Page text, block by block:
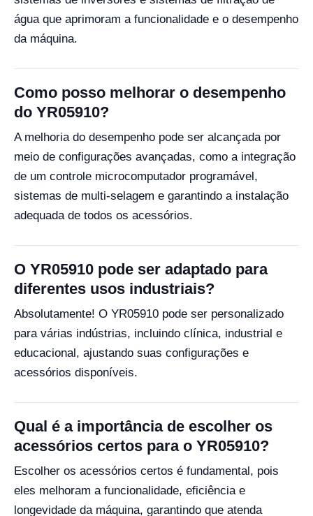
água que aprimoram a funcionalidade e o desempenho
da máquina.
Como posso melhorar o desempenho
do YR05910?
A melhoria do desempenho pode ser alcançada por
meio de configurações avançadas, como a integração
de um controle microcomputador programável,
sistemas de multi-selagem e garantindo a instalação
adequada de todos os acessórios.
O YR05910 pode ser adaptado para
diferentes usos industriais?
Absolutamente! O YR05910 pode ser personalizado
para várias indústrias, incluindo clínica, industrial e
educacional, ajustando suas configurações e
acessórios disponíveis.
Qual é a importância de escolher os
acessórios certos para o YR05910?
Escolher os acessórios certos é fundamental, pois
eles melhoram a funcionalidade, eficiência e
longevidade da máquina, garantindo que atenda